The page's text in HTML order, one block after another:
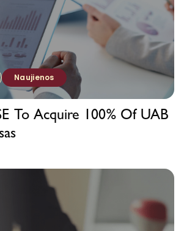
Naujienos
To Acquire 100% Of UAB